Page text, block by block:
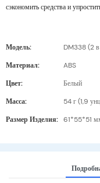
сэкономить средства и
Модель:
DM338 (2 в
Материал:
ABS
Цвет:
Белый
Масса:
54 г (1,9
Размер Изделия:
61*55*51